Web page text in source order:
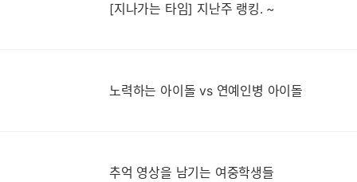
[지나가는 타임] 지난주 랭킹. ~
노력하는 아이돌 vs 연예인병 아이돌
추억 영상을 남기는 여중학생들